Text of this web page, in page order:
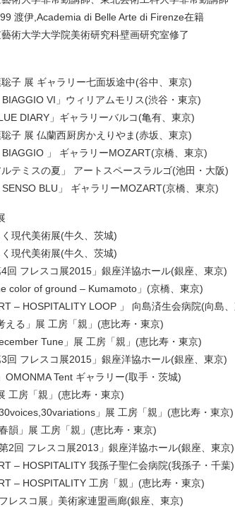
渡伊,Academia di Belle Arte di Firenze在籍
術大学大学院美術研究科壁画研究室修了
子 展 ギャラリー七面坂途中(谷中、東京)
VI」ウィリアムモリス(渋谷・東京)
DIARY」ギャラリーバルコ(亀有、東京)
子 展 仏蘭西厨房かえりやま(赤坂、東京)
」 ギャラリーMOZART(京橋、東京)
テミスの夏」 アートスペースラルゴ(池田・大阪)
BLU」 ギャラリーMOZART(京橋、東京)
現代美術展(牛久、茨城)
現代美術展(牛久、茨城)
回 フレスコ展2015」銀座洋協ホール(銀座、東京)
color of ground – Kumamoto」(京橋、東京)
– HOSPITALITY LOOP 」 向島済生会病院(向島
える」展 工房「親」(恵比寿・東京)
Tune」展 工房「親」(恵比寿・東京)
回 フレスコ展2015」銀座洋協ホール(銀座、東京)
OMONMA Tent ギャラリー(取手・茨城)
工房「親」(恵比寿・東京)
」展 工房「親」(恵比寿・東京)
韻」展 工房「親」(恵比寿・東京)
回 フレスコ展2013」銀座洋協ホール(銀座、東京)
– HOSPITALITY 我孫子聖仁会病院(我孫子・千葉)
– HOSPITALITY 工房「親」(恵比寿・東京)
レスコ展」美術家連盟画廊(銀座、東京)